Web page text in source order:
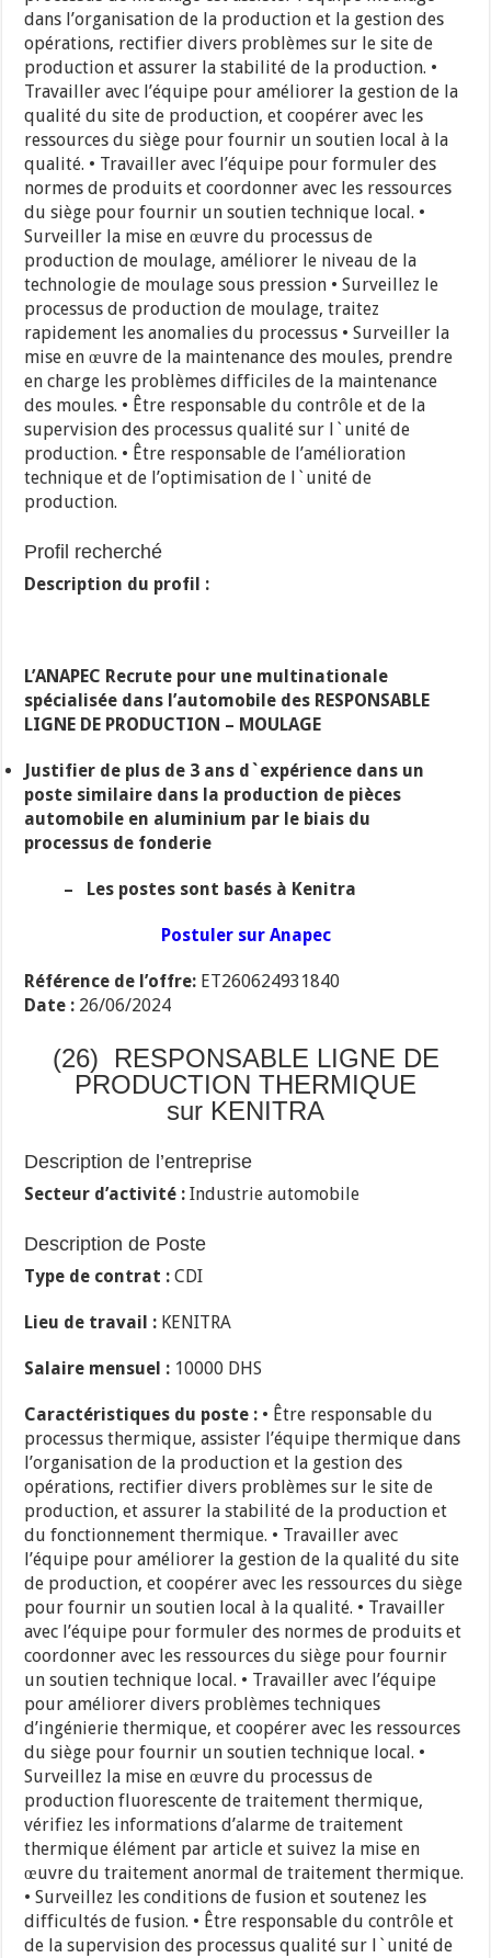
dans l’organisation de la production et la gestion des
opérations, rectifier divers problèmes sur le site de
production et assurer la stabilité de la production. •
Travailler avec l’équipe pour améliorer la gestion de la
qualité du site de production, et coopérer avec les
ressources du siège pour fournir un soutien local à la
qualité. • Travailler avec l’équipe pour formuler des
normes de produits et coordonner avec les ressources
du siège pour fournir un soutien technique local. •
Surveiller la mise en œuvre du processus de
production de moulage, améliorer le niveau de la
technologie de moulage sous pression • Surveillez le
processus de production de moulage, traitez
rapidement les anomalies du processus • Surveiller la
mise en œuvre de la maintenance des moules, prendre
en charge les problèmes difficiles de la maintenance
des moules. • Être responsable du contrôle et de la
supervision des processus qualité sur l`unité de
production. • Être responsable de l’amélioration
technique et de l’optimisation de l`unité de
production.
Profil recherché
Description du profil :
L’ANAPEC Recrute pour une multinationale
spécialisée dans l’automobile des RESPONSABLE
LIGNE DE PRODUCTION – MOULAGE
Justifier de plus de 3 ans d`expérience dans un
poste similaire dans la production de pièces
automobile en aluminium par le biais du
processus de fonderie
– Les postes sont basés à Kenitra
Postuler sur Anapec
Référence de l’offre: ET260624931840
Date : 26/06/2024
(26) RESPONSABLE LIGNE DE
PRODUCTION THERMIQUE
sur KENITRA
Description de l’entreprise
Secteur d’activité : Industrie automobile
Description de Poste
Type de contrat :CDI
Lieu de travail : KENITRA
Salaire mensuel : 10000 DHS
Caractéristiques du poste : • Être responsable du
processus thermique, assister l’équipe thermique dans
l’organisation de la production et la gestion des
opérations, rectifier divers problèmes sur le site de
production, et assurer la stabilité de la production et
du fonctionnement thermique. • Travailler avec
l’équipe pour améliorer la gestion de la qualité du site
de production, et coopérer avec les ressources du siège
pour fournir un soutien local à la qualité. • Travailler
avec l’équipe pour formuler des normes de produits et
coordonner avec les ressources du siège pour fournir
un soutien technique local. • Travailler avec l’équipe
pour améliorer divers problèmes techniques
d’ingénierie thermique, et coopérer avec les ressources
du siège pour fournir un soutien technique local. •
Surveillez la mise en œuvre du processus de
production fluorescente de traitement thermique,
vérifiez les informations d’alarme de traitement
thermique élément par article et suivez la mise en
œuvre du traitement anormal de traitement thermique.
• Surveillez les conditions de fusion et soutenez les
difficultés de fusion. • Être responsable du contrôle et
de la supervision des processus qualité sur l`unité de